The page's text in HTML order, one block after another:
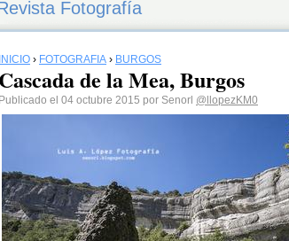
Fotografía
INICIO › FOTOGRAFÍA › BURGOS
Cascada de la Mea, Burgos
Publicado el 04 octubre 2015 por Senorl @llopezKM0